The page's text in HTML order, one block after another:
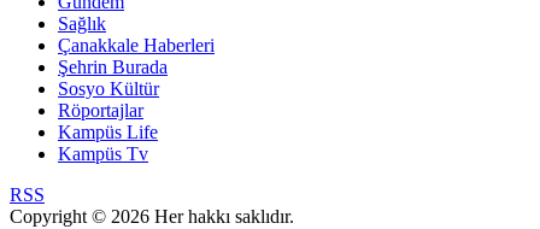
Sağlık
Çanakkale Haberleri
Şehrin Burada
Sosyo Kültür
Röportajlar
Kampüs Life
Kampüs Tv
RSS
Copyright © 2026 Her hakkı saklıdır.